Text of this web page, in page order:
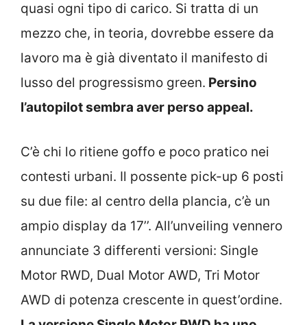
quasi ogni tipo di carico. Si tratta di un
mezzo che, in teoria, dovrebbe essere da
lavoro ma è già diventato il manifesto di
lusso del progressismo green. Persino
l’autopilot sembra aver perso appeal.
C’è chi lo ritiene goffo e poco pratico nei
contesti urbani. Il possente pick-up 6 posti
su due file: al centro della plancia, c’è un
ampio display da 17’’. All’unveiling vennero
annunciate 3 differenti versioni: Single
Motor RWD, Dual Motor AWD, Tri Motor
AWD di potenza crescente in quest’ordine.